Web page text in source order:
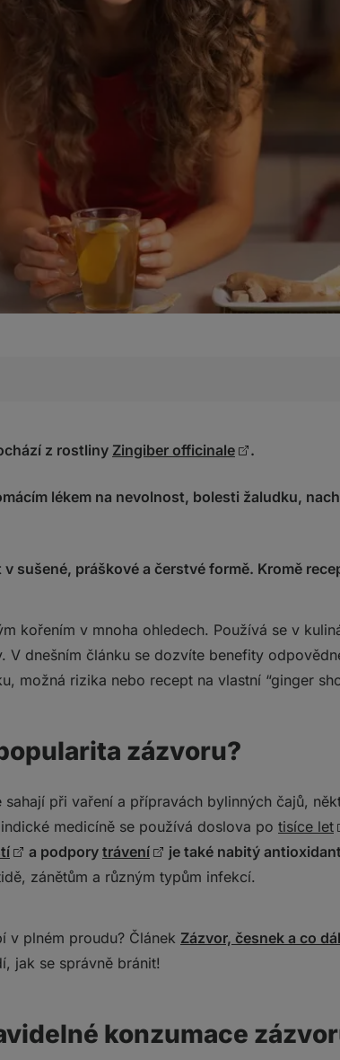
zázvoru
shot; zdravě a jednoduše?
a hrozí riziko předávkování?
z rostliny Zingiber officinale .
lékem na nevolnost, bolesti žaludku,
sušené, práškové a čerstvé formě. Kromě
kořením v mnoha ohledech. Používá se v
V dnešním článku se dozvíte benefity
možná rizika nebo recept na vlastní “ginger
zázvoru?
při vaření a přípravách bylinných čajů,
medicíně se používá doslova po tisíce let
a podpory trávení je také nabitý
zánětům a různým typům infekcí.
v plném proudu? Článek Zázvor, česnek a co
jak se správně bránit!
konzumace